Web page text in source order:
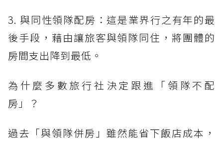
3. 與同性領隊配房：這是業界行之有年的最
後手段，藉由讓旅客與領隊同住，將團體的
房間支出降到最低。
為什麼多數旅行社決定跟進「領隊不配
房」？
過去「與領隊併房」雖然能省下飯店成本，